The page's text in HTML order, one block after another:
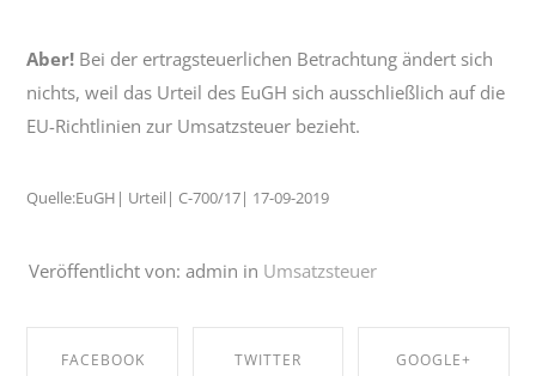
Aber! Bei der ertragsteuerlichen Betrachtung ändert sich
nichts, weil das Urteil des EuGH sich ausschließlich auf die
EU-Richtlinien zur Umsatzsteuer bezieht.
Quelle:EuGH| Urteil| C-700/17| 17-09-2019
Veröffentlicht von: admin in Umsatzsteuer
FACEBOOK TWITTER GOOGLE+